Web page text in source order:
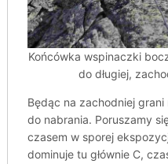
Końcówka wspinaczki
do długiej,
Będąc na zachodniej
do nabrania. Poruszamy
czasem w sporej
dominuje tu głównie C,